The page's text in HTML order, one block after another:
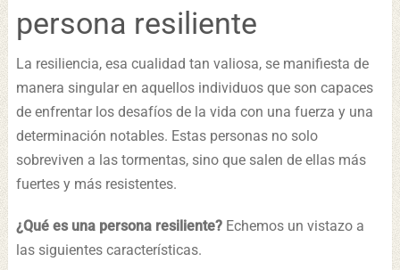
persona resiliente
La resiliencia, esa cualidad tan valiosa, se manifiesta de
manera singular en aquellos individuos que son capaces
de enfrentar los desafíos de la vida con una fuerza y una
determinación notables. Estas personas no solo
sobreviven a las tormentas, sino que salen de ellas más
fuertes y más resistentes.
¿Qué es una persona resiliente?Echemos un vistazo a
las siguientes características.